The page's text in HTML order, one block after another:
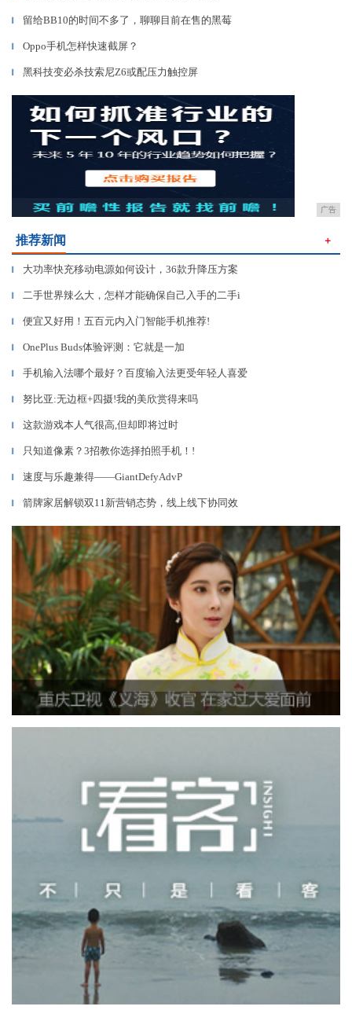
▎ 留给BB10的时间不多了，聊聊目前在售的黑莓
▎ Oppo手机怎样快速截屏？
▎ 黑科技变必杀技索尼Z6或配压力触控屏
广告
推荐新闻 ＋
▎ 大功率快充移动电源如何设计，36款升降压方案
▎ 二手世界辣么大，怎样才能确保自己入手的二手i
▎ 便宜又好用！五百元内入门智能手机推荐!
▎ OnePlus Buds体验评测：它就是一加
▎ 手机输入法哪个最好？百度输入法更受年轻人喜爱
▎ 努比亚:无边框+四摄!我的美欣赏得来吗
▎ 这款游戏本人气很高,但却即将过时
▎ 只知道像素？3招教你选择拍照手机！!
▎ 速度与乐趣兼得——GiantDefyAdvP
▎ 箭牌家居解锁双11新营销态势，线上线下协同效